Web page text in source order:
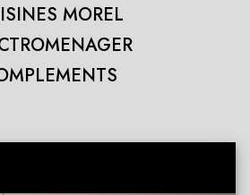
MOREL